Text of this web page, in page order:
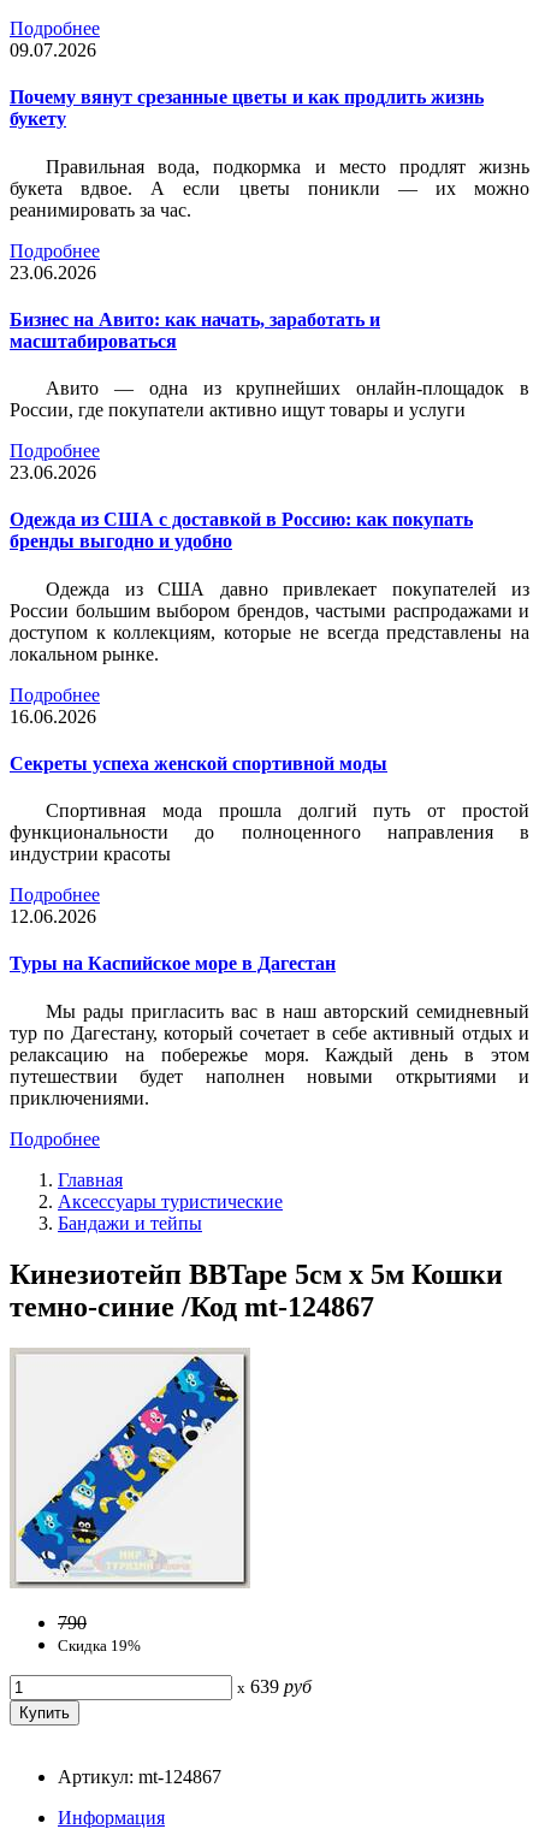
Подробнее
09.07.2026
Почему вянут срезанные цветы и как продлить жизнь
букету
Правильная вода, подкормка и место продлят жизнь
букета вдвое. А если цветы поникли — их можно
реанимировать за час.
Подробнее
23.06.2026
Бизнес на Авито: как начать, заработать и
масштабироваться
Авито — одна из крупнейших онлайн-площадок в
России, где покупатели активно ищут товары и услуги
Подробнее
23.06.2026
Одежда из США с доставкой в Россию: как покупать
бренды выгодно и удобно
Одежда из США давно привлекает покупателей из
России большим выбором брендов, частыми распродажами и
доступом к коллекциям, которые не всегда представлены на
локальном рынке.
Подробнее
16.06.2026
Секреты успеха женской спортивной моды
Спортивная мода прошла долгий путь от простой
функциональности до полноценного направления в
индустрии красоты
Подробнее
12.06.2026
Туры на Каспийское море в Дагестан
Мы рады пригласить вас в наш авторский семидневный
тур по Дагестану, который сочетает в себе активный отдых и
релаксацию на побережье моря. Каждый день в этом
путешествии будет наполнен новыми открытиями и
приключениями.
Подробнее
Главная
Аксессуары туристические
Бандажи и тейпы
Кинезиотейп BBTape 5см x 5м Кошки
темно-синие /Код mt-124867
790
Скидка 19%
x 639 руб
Артикул: mt-124867
Информация